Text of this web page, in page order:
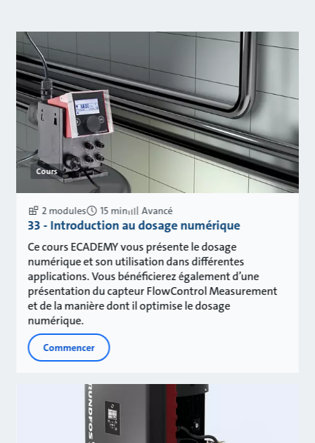
Cours
2 modules 15 min Avancé
33 - Introduction au dosage numérique
Ce cours ECADEMY vous présente le dosage
numérique et son utilisation dans différentes
applications. Vous bénéficierez également d’une
présentation du capteur FlowControl Measurement
et de la manière dont il optimise le dosage
numérique.
Commencer